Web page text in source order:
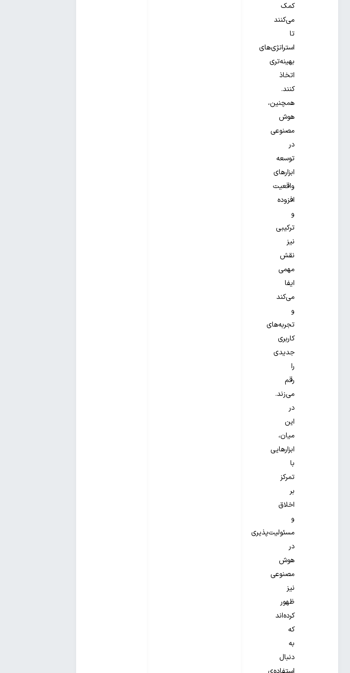
کمک
می‌کنند
تا
استراتژی‌های
بهینه‌تری
اتخاذ
کنند.
همچنین،
هوش
مصنوعی
در
توسعه
ابزارهای
واقعیت
افزوده
و
ترکیبی
نیز
نقش
مهمی
ایفا
می‌کند
و
تجربه‌های
کاربری
جدیدی
را
رقم
می‌زند.
در
این
میان،
ابزارهایی
با
تمرکز
بر
اخلاق
و
مسئولیت‌پذیری
در
هوش
مصنوعی
نیز
ظهور
کرده‌اند
که
به
دنبال